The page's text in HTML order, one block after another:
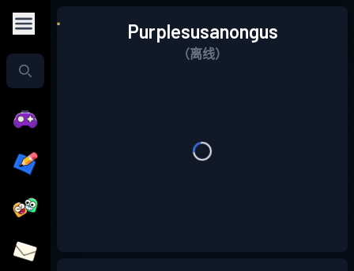
Purplesusanongus
（离线）